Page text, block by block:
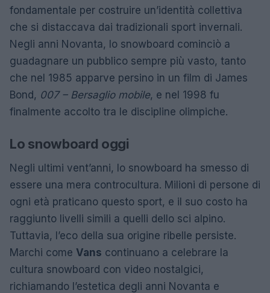
fondamentale per costruire un’identità collettiva
che si distaccava dai tradizionali sport invernali.
Negli anni Novanta, lo snowboard cominciò a
guadagnare un pubblico sempre più vasto, tanto
che nel 1985 apparve persino in un film di James
Bond, 007 – Bersaglio mobile, e nel 1998 fu
finalmente accolto tra le discipline olimpiche.
Lo snowboard oggi
Negli ultimi vent’anni, lo snowboard ha smesso di
essere una mera controcultura. Milioni di persone di
ogni età praticano questo sport, e il suo costo ha
raggiunto livelli simili a quelli dello sci alpino.
Tuttavia, l’eco della sua origine ribelle persiste.
Marchi come Vans continuano a celebrare la
cultura snowboard con video nostalgici,
richiamando l’estetica degli anni Novanta e